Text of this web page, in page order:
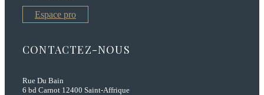
Espace pro
CONTACTEZ-NOUS
Rue Du Bain
6 bd Carnot 12400 Saint-Affrique